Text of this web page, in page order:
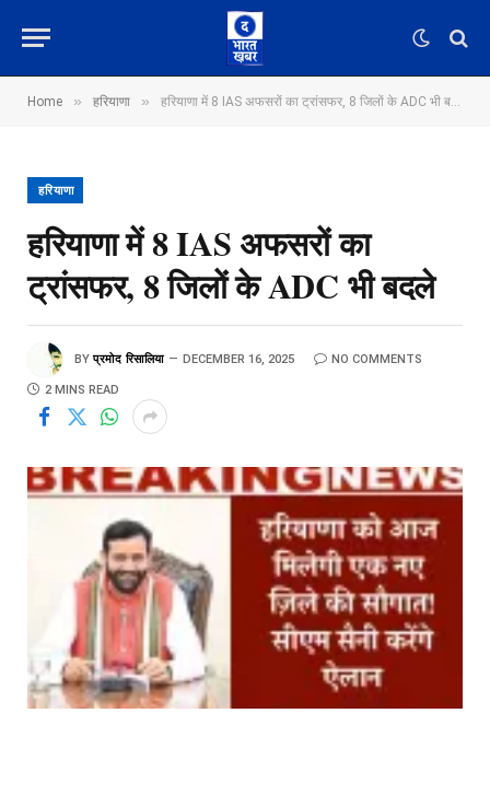
Home » हरियाणा » हरियाणा में 8 IAS अफसरों का ट्रांसफर, 8 जिलों के ADC भी बदले
हरियाणा
हरियाणा में 8 IAS अफसरों का
ट्रांसफर, 8 जिलों के ADC भी बदले
BY प्रमोद रिसालिया DECEMBER 16, 2025 NO COMMENTS
2 MINS READ